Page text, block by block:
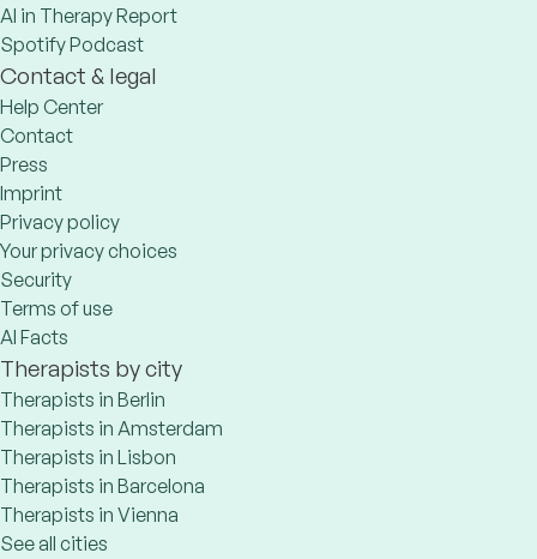
AI in Therapy Report
Spotify Podcast
Contact & legal
Help Center
Contact
Press
Imprint
Privacy policy
Your privacy choices
Security
Terms of use
AI Facts
Therapists by city
Therapists in Berlin
Therapists in Amsterdam
Therapists in Lisbon
Therapists in Barcelona
Therapists in Vienna
See all cities